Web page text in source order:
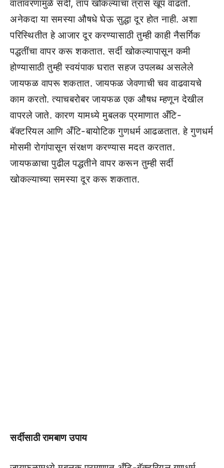
वातावरणामुळे सर्दी, ताप खोकल्याचा त्रास खूप वाढतो.
अनेकदा या समस्या औषधे घेऊ सुद्धा दूर होत नाही. अशा
परिस्थितीत हे आजार दूर करण्यासाठी तुम्ही काही नैसर्गिक
पद्धतींचा वापर करू शकतात. सर्दी खोकल्यापासून कमी
होण्यासाठी तुम्ही स्वयंपाक घरात सहज उपलब्ध असलेले
जायफळ वापरू शकतात. जायफळ जेवणाची चव वाढवायचे
काम करतो. त्याचबरोबर जायफळ एक औषध म्हणून देखील
वापरले जाते. कारण यामध्ये मुबलक प्रमाणात अँटि-
बॅक्टरियल आणि अँटि-बायोटिक गुणधर्म आढळतात. हे गुणधर्म
मोसमी रोगांपासून संरक्षण करण्यास मदत करतात.
जायफळाचा पुढील पद्धतीने वापर करून तुम्ही सर्दी
खोकल्याच्या समस्या दूर करू शकतात.
सर्दीसाठी रामबाण उपाय